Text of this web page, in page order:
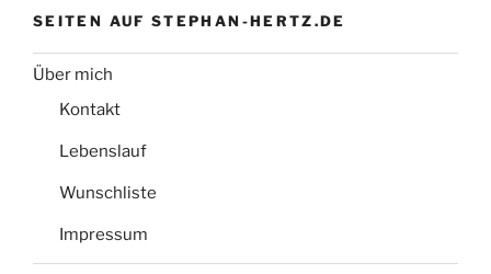
SEITEN AUF STEPHAN-HERTZ.DE
Über mich
Kontakt
Lebenslauf
Wunschliste
Impressum